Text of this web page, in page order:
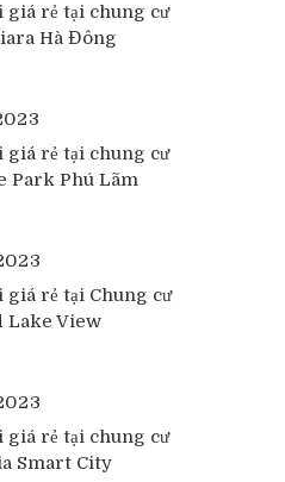
giá rẻ tại chung cư
Hà Đông
giá rẻ tại chung cư
Park Phú Lãm
giá rẻ tại Chung cư
Lake View
giá rẻ tại chung cư
Smart City